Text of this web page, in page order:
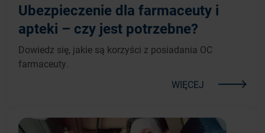
Ubezpieczenie dla farmaceuty i
apteki – czy jest potrzebne?
Dowiedz się, jakie są korzyści z posiadania OC
farmaceuty.
WIĘCEJ